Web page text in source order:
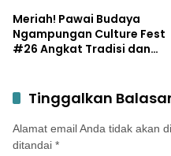
Meriah! Pawai Budaya
Ngampungan Culture Fest
#26 Angkat Tradisi dan
Tinggalkan
Alamat email Anda tidak akan
ditandai *